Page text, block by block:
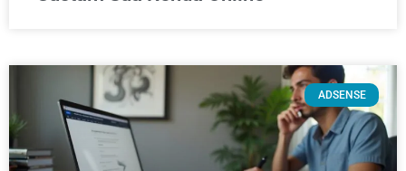
ADSENSE